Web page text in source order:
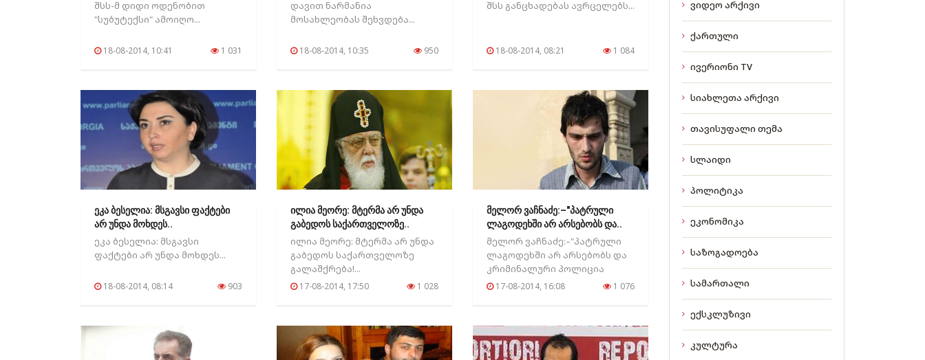
შსს-მ დიდი ოდენობით
"სუბუტექსი" ამოიღო...
18-08-2014, 10:41 1 031
დავით ნარმანია
მოსახლეობას შეხვდება...
18-08-2014, 10:35 950
შსს განცხადებას ავრცელებს...
18-08-2014, 08:21 1 084
ეკა ბესელია: მსგავსი ფაქტები
არ უნდა მოხდეს..
ეკა ბესელია: მსგავსი
ფაქტები არ უნდა მოხდეს...
18-08-2014, 08:14 903
ილია მეორე: მტერმა არ უნდა
გაბედოს საქართველოზე..
ილია მეორე: მტერმა არ უნდა
გაბედოს საქართველოზე
გალაშქრება!...
17-08-2014, 17:50 1 028
მელორ ვაჩნაძე:–"პატრული
ლაგოდეხში არ არსებობს და..
მელორ ვაჩნაძე:–"პატრული
ლაგოდეხში არ არსებობს და
კრიმინალური პოლიცია
იძიებს ავტოსატრანსპორტო...
17-08-2014, 16:08 1 076
ვიდეო არქივი
ქართული
ივერიონი TV
სიახლეთა არქივი
თავისუფალი თემა
სლაიდი
პოლიტიკა
ეკონომიკა
საზოგადოება
სამართალი
ექსკლუზივი
კულტურა